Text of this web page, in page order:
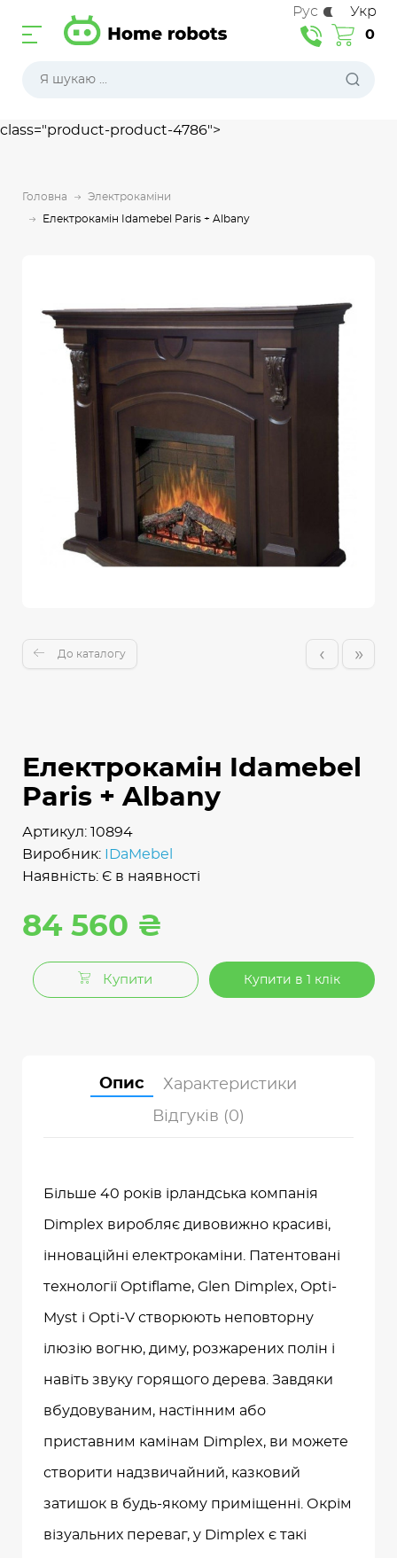
class="product-product-4786">
0
Рус Укр
Головна Электрокаміни
Електрокамін Idamebel Paris + Albany
До каталогу ‹ »
Електрокамін Idamebel
Paris + Albany
Артикул: 10894
Виробник:
IDaMebel
Наявність: Є в наявності
84 560 ₴
Купити Купити в 1 клік
Опис
Характеристики
Відгуків (0)
Більше 40 років ірландська компанія
Dimplex виробляє дивовижно красиві,
інноваційні електрокаміни. Патентовані
технології Optiflame, Glen Dimplex, Opti-
Myst і Opti-V створюють неповторну
ілюзію вогню, диму, розжарених полін і
навіть звуку горящого дерева. Завдяки
вбудовуваним, настінним або
приставним камінам Dimplex, ви можете
створити надзвичайний, казковий
затишок в будь-якому приміщенні. Окрім
візуальних переваг, у Dimplex є такі